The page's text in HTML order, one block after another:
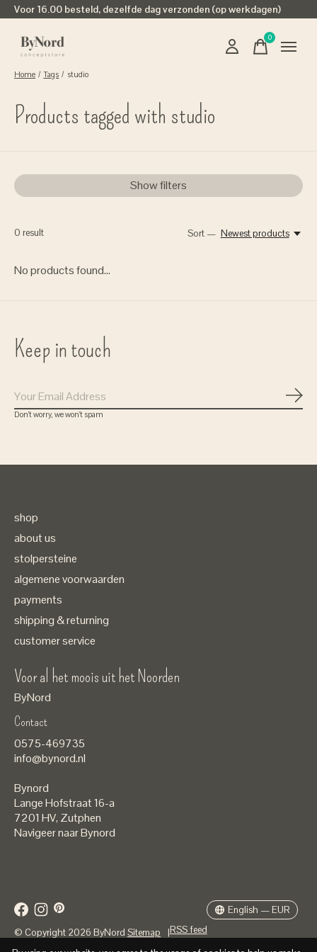
Voor 16.00 besteld, dezelfde dag verzonden (op werkdagen)
0items
Home / Tags / studio
Products tagged with studio
Show filters
0 result Sort — Newest products
No products found...
Keep in touch
Don’t worry, we won’t spam
shop
about us
stolpersteine
algemene voorwaarden
payments
shipping & returning
customer service
Voor al het moois uit het Noorden
ByNord
Contact
0575-469735
info@bynord.nl
Bynord
Lange Hofstraat 16-a
7201 HV, Zutphen
Navigeer naar Bynord
© Copyright 2026 ByNord Sitemap |RSS feed
English — EUR